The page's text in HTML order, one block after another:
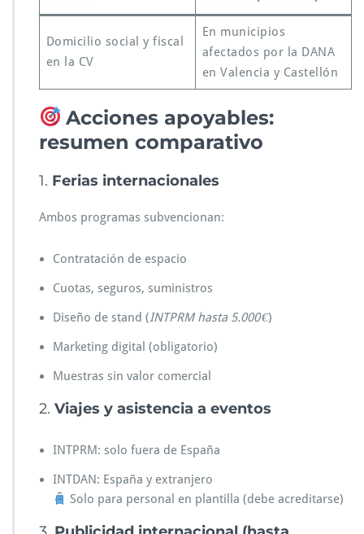
Domicilio social y fiscal
en la CV
En municipios
afectados por la DANA
en Valencia y Castellón
Acciones apoyables:
resumen comparativo
1. Ferias internacionales
Ambos programas subvencionan:
Contratación de espacio
Cuotas, seguros, suministros
Diseño de stand (INTPRM hasta 5.000 €)
Marketing digital (obligatorio)
Muestras sin valor comercial
2. Viajes y asistencia a eventos
INTPRM: solo fuera de España
INTDAN: España y extranjero
Solo para personal en plantilla (debe acreditarse)